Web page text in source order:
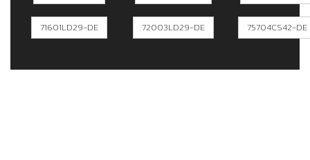
71601LD29-DE 72003LD29-DE 75704CS42-DE